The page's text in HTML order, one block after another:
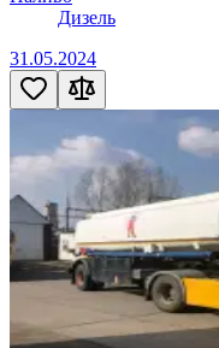
Дизель
31.05.2024